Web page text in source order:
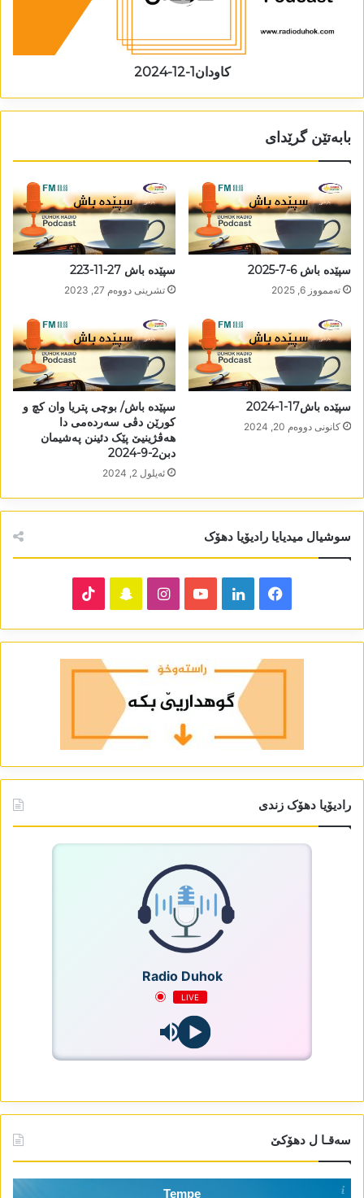
کاودان1-12-2024
بابەتێن گرێدای
سپێدە باش 6-7-2025
تەممووز 6, 2025
سپێدە باش 27-11-223
تشرینی دووه‌م 27, 2023
سپێدە باش17-1-2024
كانونی دووه‌م 20, 2024
سپێدە باش/ بوچی پتریا وان کچ و
کورێن دڤی سەردەمی دا
ھەڤژینیێ پێک دئینن پەشیمان
دبن2-9-2024
ئه‌یلول 2, 2024
سوشیال میدیایا رادیۆیا دھۆک
Facebook
LinkedIn
YouTube
Instagram
Snapchat
رادیۆیا دھۆک زندی
Radio Duhok
LIVE
سەقـا ل دھۆکێ
Tempe